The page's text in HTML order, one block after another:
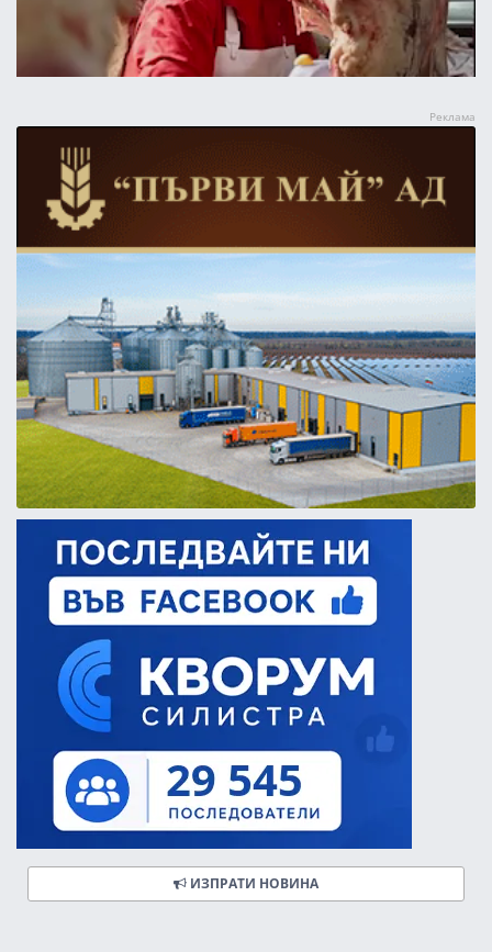
ИЗПРАТИ НОВИНА